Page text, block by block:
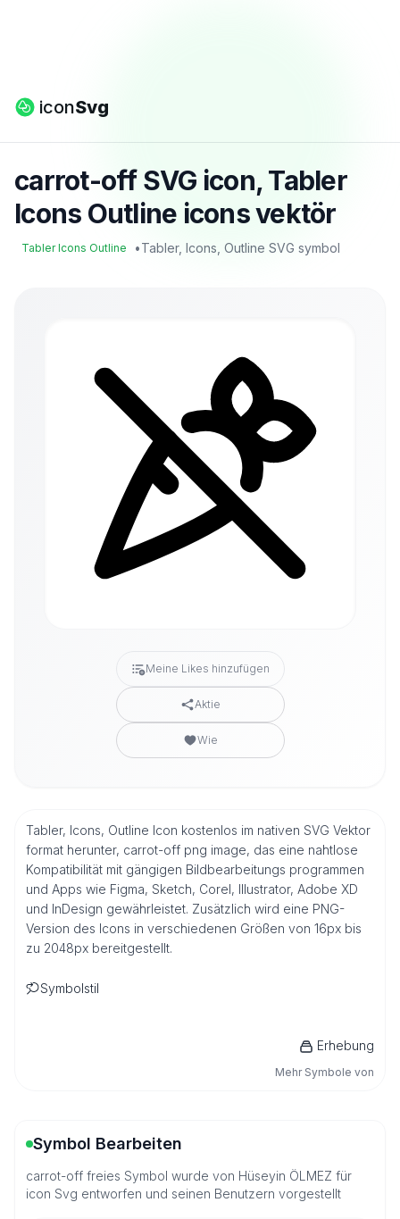
iconSvg
carrot-off SVG icon, Tabler
Icons Outline icons vektör
Tabler Icons Outline •Tabler, Icons, Outline SVG symbol
Meine Likes hinzufügen
Aktie
Wie
Tabler, Icons, Outline Icon kostenlos im nativen SVG Vektor
format herunter, carrot-off png image, das eine nahtlose
Kompatibilität mit gängigen Bildbearbeitungs programmen
und Apps wie Figma, Sketch, Corel, Illustrator, Adobe XD
und InDesign gewährleistet. Zusätzlich wird eine PNG-
Version des Icons in verschiedenen Größen von 16px bis
zu 2048px bereitgestellt.
Symbolstil
Erhebung
Mehr Symbole von
Symbol Bearbeiten
carrot-off freies Symbol wurde von Hüseyin ÖLMEZ für
icon Svg entworfen und seinen Benutzern vorgestellt